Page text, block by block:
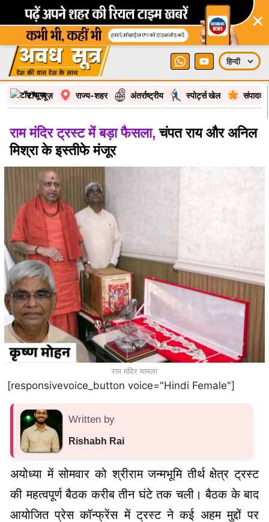
×
टॉप न्यूज़ राज्य-शहर अंतर्राष्ट्रीय स्पोर्ट्स खेल
राम मंदिर ट्रस्ट में बड़ा फैसला, चंपत राय और अनिल
मिश्रा के इस्तीफे मंजूर
राम मंदिर मामला
[responsivevoice_button voice="Hindi Female"]
Written by
Rishabh Rai
अयोध्या में सोमवार को श्रीराम जन्मभूमि तीर्थ क्षेत्र ट्रस्ट
की महत्वपूर्ण बैठक करीब तीन घंटे तक चली। बैठक के बाद
आयोजित प्रेस कॉन्फ्रेंस में ट्रस्ट ने कई अहम मुद्दों पर